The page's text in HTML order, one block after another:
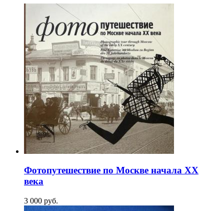
Фотопутешествие по Москве начала XX
века
3 000 pуб.